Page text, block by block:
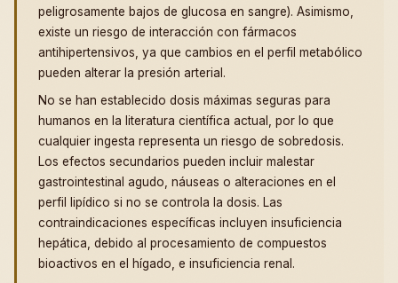
peligrosamente bajos de glucosa en sangre). Asimismo,
existe un riesgo de interacción con fármacos
antihipertensivos, ya que cambios en el perfil metabólico
pueden alterar la presión arterial.
No se han establecido dosis máximas seguras para
humanos en la literatura científica actual, por lo que
cualquier ingesta representa un riesgo de sobredosis.
Los efectos secundarios pueden incluir malestar
gastrointestinal agudo, náuseas o alteraciones en el
perfil lipídico si no se controla la dosis. Las
contraindicaciones específicas incluyen insuficiencia
hepática, debido al procesamiento de compuestos
bioactivos en el hígado, e insuficiencia renal.